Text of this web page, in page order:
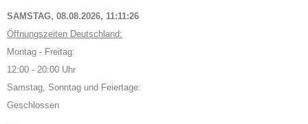
SAMSTAG, 08.08.2026, 11:11:27
Öffnungszeiten Deutschland:
Montag - Freitag:
12:00 - 20:00 Uhr
Samstag, Sonntag und Feiertage:
Geschlossen